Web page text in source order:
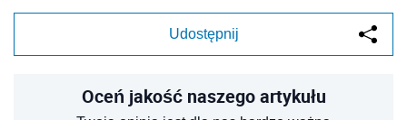
Udostępnij
Oceń jakość naszego artykułu